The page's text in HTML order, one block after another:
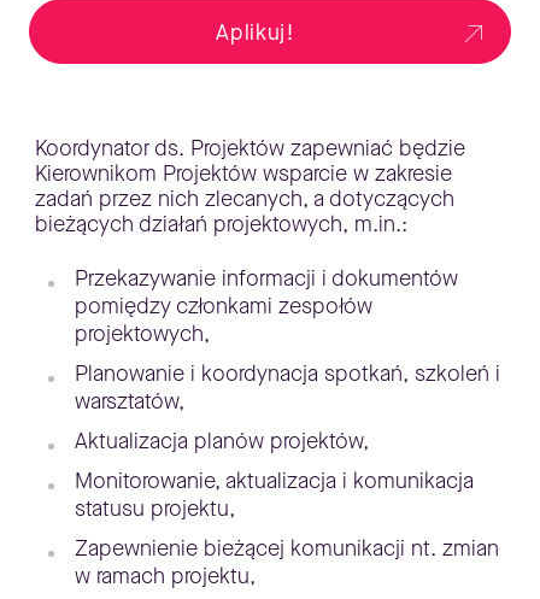
Aplikuj!
Koordynator ds. Projektów zapewniać będzie
Kierownikom Projektów wsparcie w zakresie
zadań przez nich zlecanych, a dotyczących
bieżących działań projektowych, m.in.:
Przekazywanie informacji i dokumentów
pomiędzy członkami zespołów
projektowych,
Planowanie i koordynacja spotkań, szkoleń i
warsztatów,
Aktualizacja planów projektów,
Monitorowanie, aktualizacja i komunikacja
statusu projektu,
Zapewnienie bieżącej komunikacji nt. zmian
w ramach projektu,